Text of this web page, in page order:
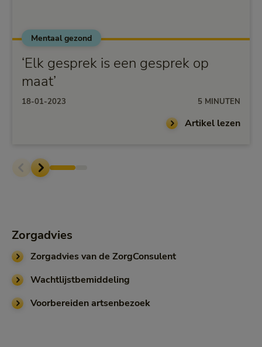
Mentaal gezond
‘Elk gesprek is een gesprek op
maat’
18-01-2023 5 MINUTEN
Artikel lezen
Zorgadvies
Zorgadvies van de ZorgConsulent
Wachtlijstbemiddeling
Voorbereiden artsenbezoek